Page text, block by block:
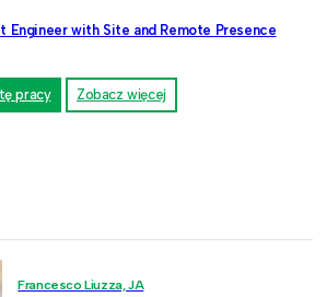
Engineer with Site and Remote Presence
pracy Zobacz więcej
Francesco Liuzza, JA